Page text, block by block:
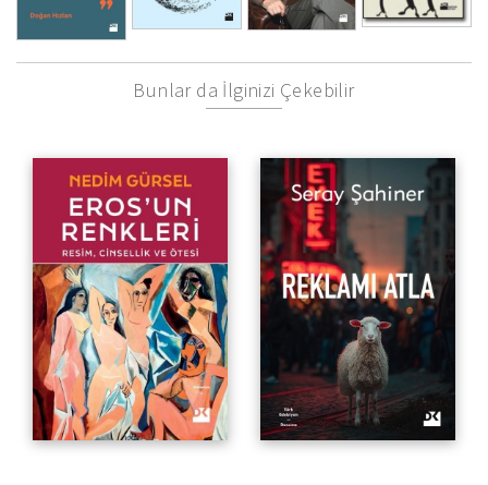
Bunlar da İlginizi Çekebilir
Resim, Cinsellik ve Ötesi